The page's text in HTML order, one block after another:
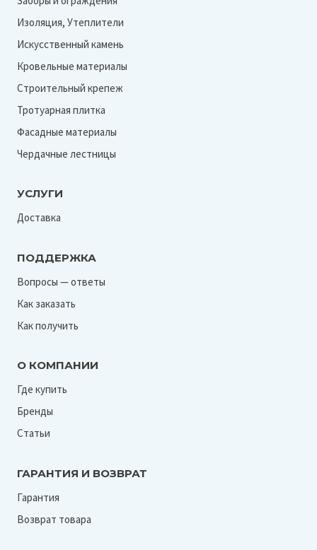
Изоляция, Утеплители
Искусственный камень
Кровельные материалы
Строительный крепеж
Тротуарная плитка
Фасадные материалы
Чердачные лестницы
УСЛУГИ
Доставка
ПОДДЕРЖКА
Вопросы — ответы
Как заказать
Как получить
О КОМПАНИИ
Где купить
Бренды
Статьи
ГАРАНТИЯ И ВОЗВРАТ
Гарантия
Возврат товара